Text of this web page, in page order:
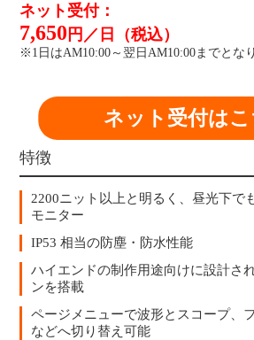
ネット受付：
7,650 円／日（税込）
※1日はAM10:00～翌日AM10:00までとな
ネット受付はこ
特徴
2200ニット以上と明るく、昼光下で
モニター
IP53 相当の防塵・防水性能
ハイエンドの制作用途向けに設計さ
ンを搭載
ページメニューで波形とスコープ、
などへ切り替え可能